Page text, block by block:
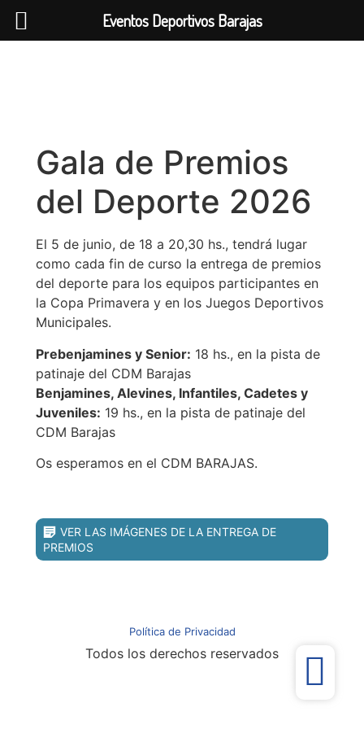
Gala de Premios
del Deporte 2026
El 5 de junio, de 18 a 20,30 hs., tendrá lugar
como cada fin de curso la entrega de premios
del deporte para los equipos participantes en
la Copa Primavera y en los Juegos Deportivos
Municipales.
Prebenjamines y Senior: 18 hs., en la pista de
patinaje del CDM Barajas
Benjamines, Alevines, Infantiles, Cadetes y
Juveniles: 19 hs., en la pista de patinaje del
CDM Barajas
Os esperamos en el CDM BARAJAS.
VER LAS IMÁGENES DE LA ENTREGA DE
PREMIOS
Política de Privacidad
Todos los derechos reservados
Eventos Deportivos Barajas